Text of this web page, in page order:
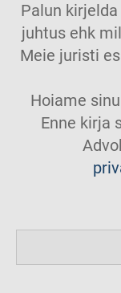
Palun
juhtus ehk
Meie juristi
Hoiame
Enne kirja